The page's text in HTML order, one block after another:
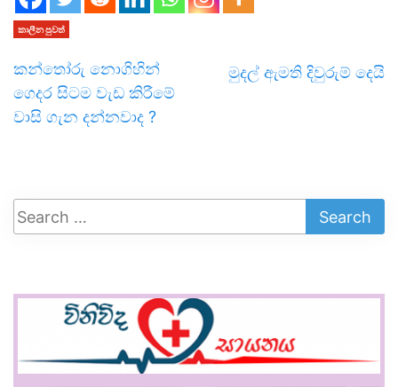
කාලීන පුවත්
කන්තෝරු නොගිහින්
ගෙදර සිටම වැඩ කිරීමේ
වාසි ගැන දන්නවාද ?
මුදල් ඇමති දිවුරුම් දෙයි